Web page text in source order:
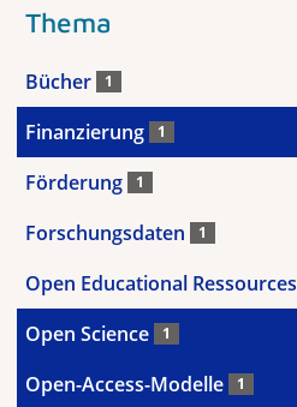
Thema
Bücher 1
Finanzierung 1
Förderung 1
Forschungsdaten 1
Open Educational Ressources
Open Science 1
Open-Access-Modelle 1